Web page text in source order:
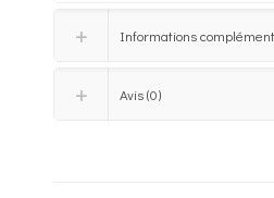
Informations
Avis (0)